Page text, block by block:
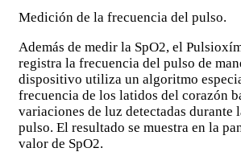
Medición de la frecuencia del pulso.
Además de medir la SpO2, el
registra la frecuencia del pulso de
dispositivo utiliza un algoritmo
frecuencia de los latidos del corazón
variaciones de luz detectadas durante
pulso. El resultado se muestra en la
valor de SpO2.